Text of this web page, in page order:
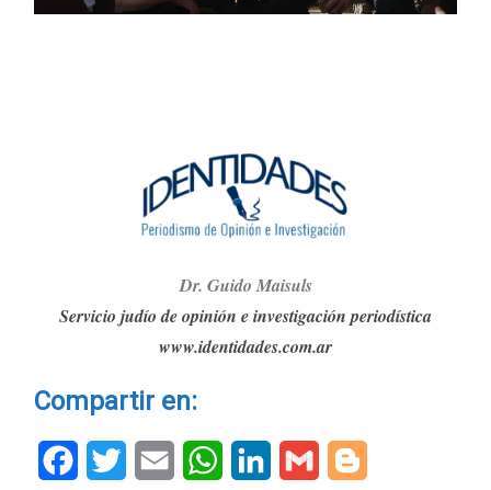
Dr. Guido Maisuls
Servicio judío de opinión e investigación periodística
www.identidades.com.ar
Compartir en:
FacebookTwitter Email WhatsAppLinkedInGmail